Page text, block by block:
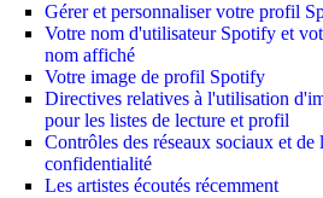
Gérer et personnaliser votre profil
Votre nom d'utilisateur Spotify et
nom affiché
Votre image de profil Spotify
Directives relatives à l'utilisation
pour les listes de lecture et profil
Contrôles des réseaux sociaux et de
confidentialité
Les artistes écoutés récemment